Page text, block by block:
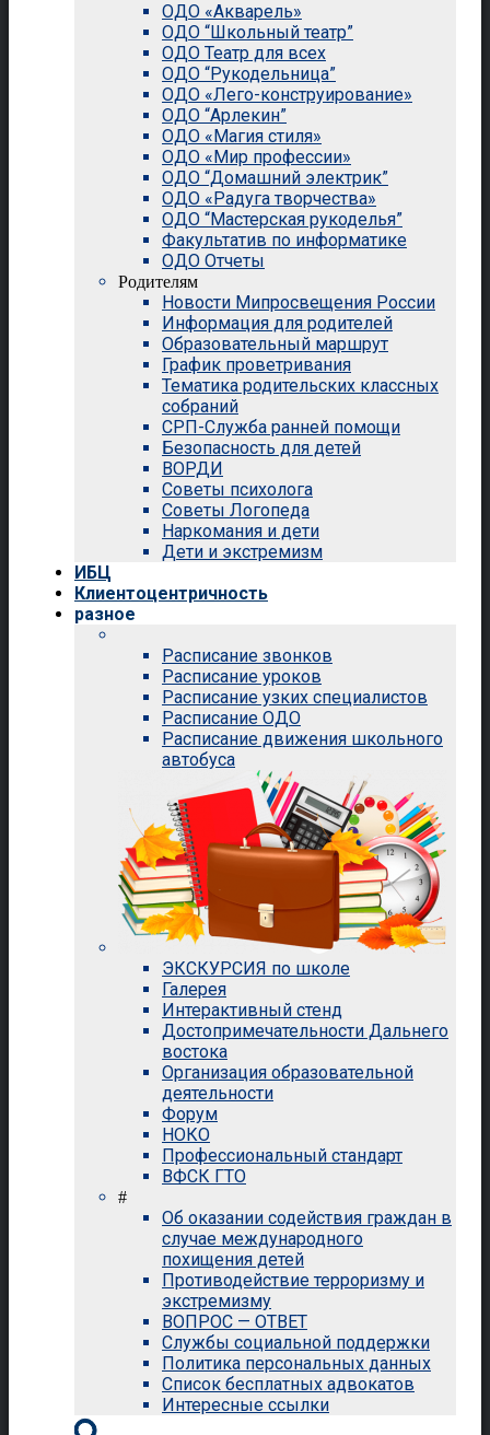
ОДО «Акварель»
ОДО “Школьный театр”
ОДО Театр для всех
ОДО “Рукодельница”
ОДО «Лего-конструирование»
ОДО “Арлекин”
ОДО «Магия стиля»
ОДО «Мир профессии»
ОДО “Домашний электрик”
ОДО «Радуга творчества»
ОДО “Мастерская рукоделья”
Факультатив по информатике
ОДО Отчеты
Родителям
Новости Мипросвещения России
Информация для родителей
Образовательный маршрут
График проветривания
Тематика родительских классных
собраний
СРП-Служба ранней помощи
Безопасность для детей
ВОРДИ
Советы психолога
Советы Логопеда
Наркомания и дети
Дети и экстремизм
ИБЦ
Клиентоцентричность
разное
Расписание звонков
Расписание уроков
Расписание узких специалистов
Расписание ОДО
Расписание движения школьного
автобуса
ЭКСКУРСИЯ по школе
Галерея
Интерактивный стенд
Достопримечательности Дальнего
востока
Организация образовательной
деятельности
Форум
НОКО
Профессиональный стандарт
ВФСК ГТО
#
Об оказании содействия граждан в
случае международного
похищения детей
Противодействие терроризму и
экстремизму
ВОПРОС — ОТВЕТ
Службы социальной поддержки
Политика персональных данных
Список бесплатных адвокатов
Интересные ссылки